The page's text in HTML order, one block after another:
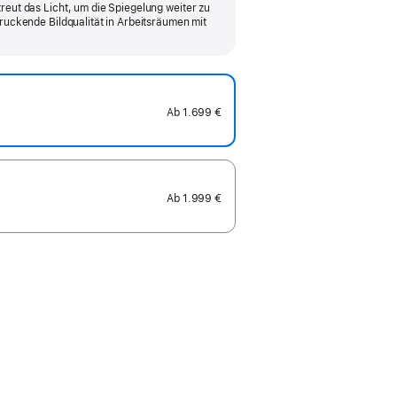
das Licht, um die Spiegelung weiter zu
Bildqualität in Arbeits­räumen mit
Ab 1.699 €
Ab 1.999 €